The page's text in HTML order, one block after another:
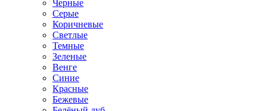
Черные
Серые
Коричневые
Светлые
Темные
Зеленые
Венге
Синие
Красные
Бежевые